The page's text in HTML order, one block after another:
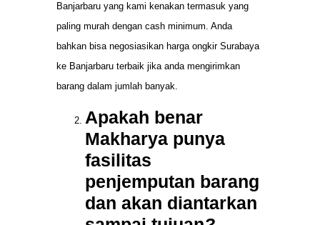
Banjarbaru yang kami kenakan termasuk yang
paling murah dengan cash minimum. Anda
bahkan bisa negosiasikan harga ongkir Surabaya
ke Banjarbaru terbaik jika anda mengirimkan
barang dalam jumlah banyak.
Apakah benar
Makharya punya
fasilitas
penjemputan barang
dan akan diantarkan